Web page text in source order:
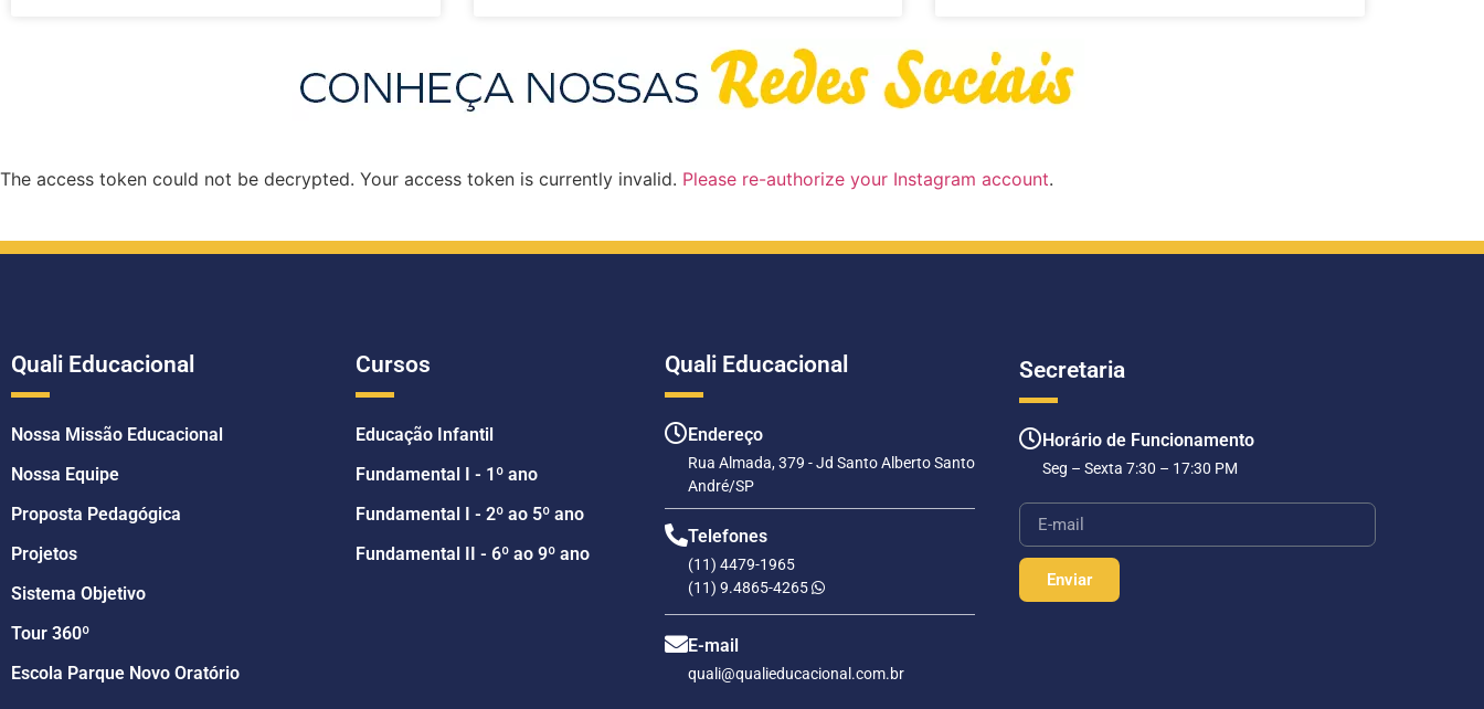
The access token could not be decrypted. Your access token is currently invalid. Please re-authorize your Instagram account.
Quali Educacional
Nossa Missão Educacional
Nossa Equipe
Proposta Pedagógica
Projetos
Sistema Objetivo
Tour 360º
Escola Parque Novo Oratório
Cursos
Educação Infantil
Fundamental I - 1º ano
Fundamental I - 2º ao 5º ano
Fundamental II - 6º ao 9º ano
Quali Educacional
Endereço
Rua Almada, 379 - Jd Santo Alberto Santo
André/SP
Telefones
(11) 4479-1965
(11) 9.4865-4265
E-mail
quali@qualieducacional.com.br
Secretaria
Horário de Funcionamento
Seg – Sexta 7:30 – 17:30 PM
Enviar